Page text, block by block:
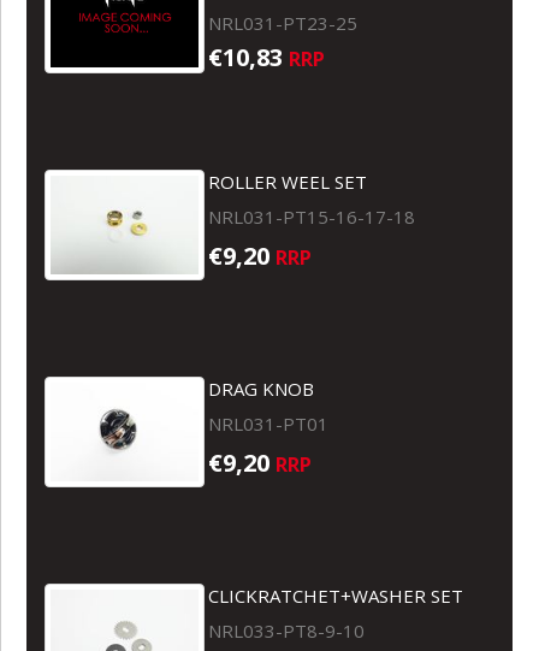
NRL031-PT23-25
€10,83 RRP
ROLLER WEEL SET
NRL031-PT15-16-17-18
€9,20 RRP
DRAG KNOB
NRL031-PT01
€9,20 RRP
CLICKRATCHET+WASHER SET
NRL033-PT8-9-10